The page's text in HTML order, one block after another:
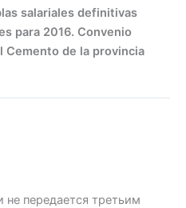
salariales definitivas
para 2016. Convenio
Cemento de la provincia
передается третьим